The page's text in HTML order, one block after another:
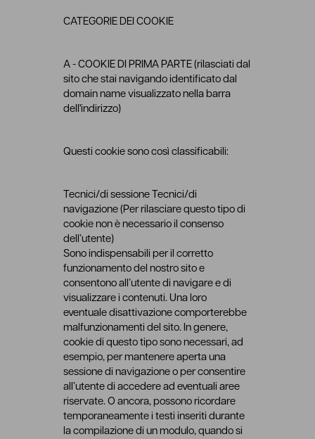
CATEGORIE DEI COOKIE
A - COOKIE DI PRIMA PARTE (rilasciati dal
sito che stai navigando identificato dal
domain name visualizzato nella barra
dell'indirizzo)
Questi cookie sono così classificabili:
Tecnici/di sessione Tecnici/di
navigazione (Per rilasciare questo tipo di
cookie non è necessario il consenso
dell’utente)
Sono indispensabili per il corretto
funzionamento del nostro sito e
consentono all’utente di navigare e di
visualizzare i contenuti. Una loro
eventuale disattivazione comporterebbe
malfunzionamenti del sito. In genere,
cookie di questo tipo sono necessari, ad
esempio, per mantenere aperta una
sessione di navigazione o per consentire
all’utente di accedere ad eventuali aree
riservate. O ancora, possono ricordare
temporaneamente i testi inseriti durante
la compilazione di un modulo, quando si